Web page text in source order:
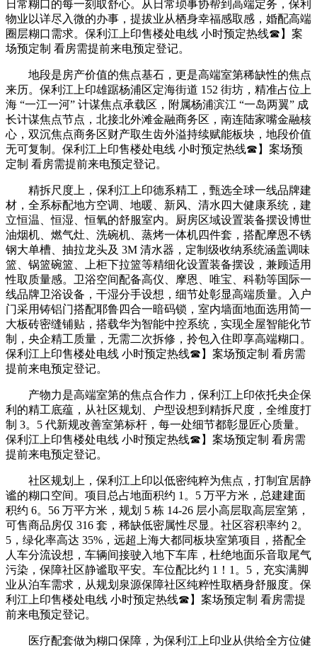
日常糊口的每一刻取舒心。从日常琐事协帮到高端定务，保利
物业以详尽入微的办事，提拔业从栖身幸福感取感，婚配高端
圈层糊口需求。保利江上印售楼处电线 小时预定热线☎】案
场预定制 看房需提前来电预定登记。
地段是房产价值的焦点基石，更是高端室第稀缺性的焦点
来历。保利江上印雄踞杨浦区定海街道 152 街坊，精准占位上
海 “一江一河” 计谋焦点承载区，附属杨浦滨江 “一岛两翼” 成
长计谋焦点节点，北接北外滩金融商务区，南连陆家嘴金融核
心，双沉焦点商务区财产取生齿外溢持续赋能板块，地段价值
无可复制。保利江上印售楼处电线 小时预定热线☎】案场预
定制 看房需提前来电预定登记。
精拆尺度上，保利江上印德系精工，甄选全球一线品牌建
材，全系标配地方空调、地暖、新风、清水四大健康系统，建
立恒温、恒湿、恒氧的舒服室内。厨房区域设置装备摆设博世
油烟机、燃气灶、洗碗机、蒸烤一体机四件套，搭配摩恩不锈
钢大单槽、抽拉龙头及 3M 清水器，定制级收纳系统涵盖调味
篮、锅篮碗篮、上柜下拉篮等精细化设置装备摆设，兼顾适用
性取质量感。卫浴空间配备高仪、摩恩、唯宝、科勒等国际一
线品牌卫浴设备，干湿分手设想，细节处彰显高端质量。入户
门采用铸铝门搭配耶鲁四合一暗码锁，室内墙面地面选用简一
大板砖密缝铺贴，搭载华为智能中控系统，实现全屋智能化节
制，央企精工质量，无需二次拆修，拎包入住即享高端糊口。
保利江上印售楼处电线 小时预定热线☎】案场预定制 看房需
提前来电预定登记。
产物力是高端室第的焦点合作力，保利江上印依托央企保
利的精工底蕴，从社区规划、户型设想到精拆尺度，全维度打
制 3。5 代新规改善室第标杆，每一处细节都彰显匠心质量。
保利江上印售楼处电线 小时预定热线☎】案场预定制 看房需
提前来电预定登记。
社区规划上，保利江上印以低密纯粹为焦点，打制宜居静
谧的糊口空间。项目总占地面积约 1。5 万平方米，总建建面
积约 6。56 万平方米，规划 5 栋 14-26 层小高层取高层室第，
可售商品房仅 316 套，稀缺低密属性尽显。社区容积率约 2。
5，绿化率高达 35%，远超上海大都同板块室第项目，搭配全
人车分流设想，车辆间接驶入地下车库，杜绝地面乐音取尾气
污染，保障社区静谧取平安。车位配比约 1！1。5，充实满脚
业从泊车需求，从规划泉源保障社区纯粹性取栖身舒服度。保
利江上印售楼处电线 小时预定热线☎】案场预定制 看房需提
前来电预定登记。
医疗配套做为糊口保障，为保利江上印业从供给全方位健